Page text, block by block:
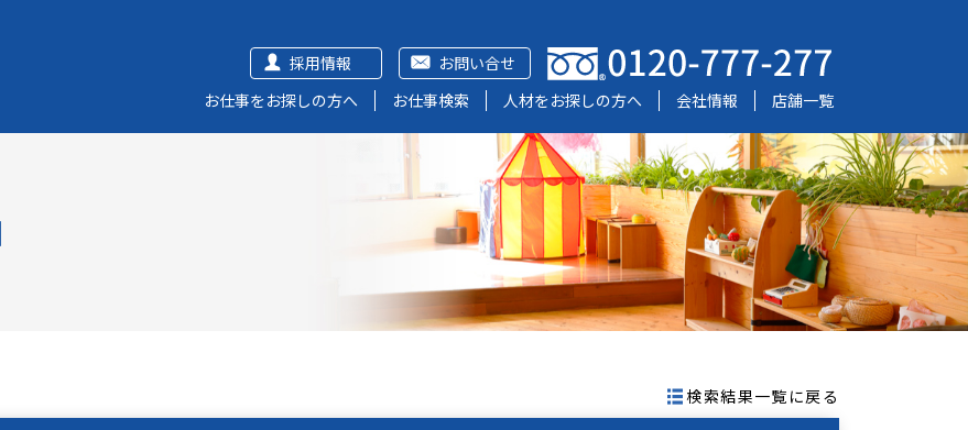
お問い合せ
採用情報
お仕事をお探しの方へ
お仕事検索 人材をお探しの方へ 会社情報 店舗一覧
検索結果一覧に戻る